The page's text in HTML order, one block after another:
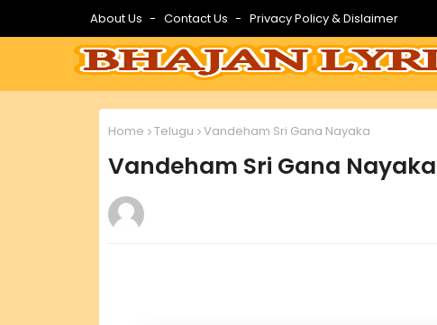
About Us Contact Us Privacy Policy & Dislaimer
Home Telugu Vandeham Sri Gana Nayaka
Vandeham Sri Gana Nayaka